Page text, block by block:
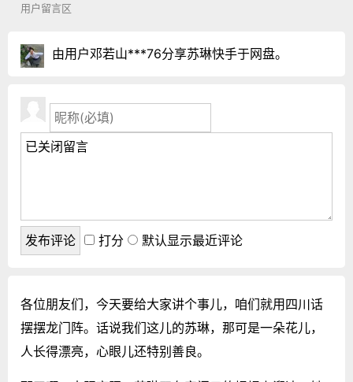
用户留言区
由用户邓若山***76分享苏琳快手于网盘。
打分 默认显示最近评论
各位朋友们，今天要给大家讲个事儿，咱们就用四川话
摆摆龙门阵。话说我们这儿的苏琳，那可是一朵花儿，
人长得漂亮，心眼儿还特别善良。